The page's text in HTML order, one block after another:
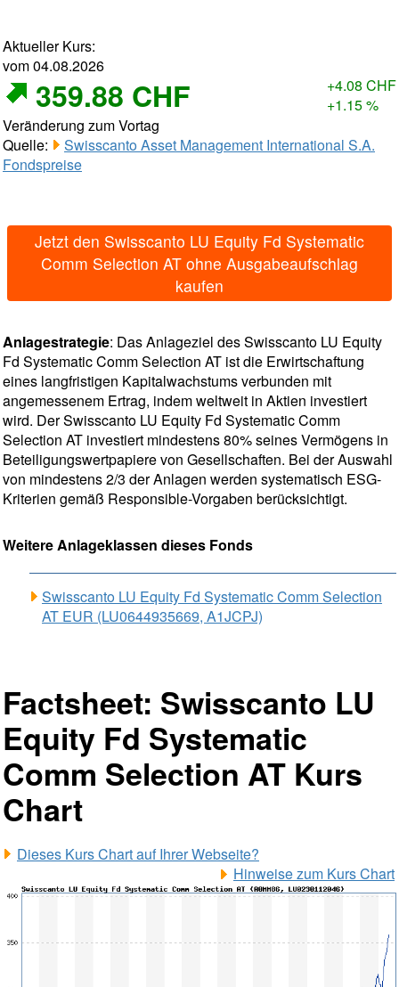
Aktueller Kurs:
vom 04.08.2026
359.88 CHF
+4.08 CHF
+1.15 %
Veränderung zum Vortag
Quelle:
Swisscanto Asset Management International S.A.
Fondspreise
Jetzt den Swisscanto LU Equity Fd Systematic
Comm Selection AT ohne Ausgabeaufschlag
kaufen
Anlagestrategie: Das Anlageziel des Swisscanto LU Equity
Fd Systematic Comm Selection AT ist die Erwirtschaftung
eines langfristigen Kapitalwachstums verbunden mit
angemessenem Ertrag, indem weltweit in Aktien investiert
wird. Der Swisscanto LU Equity Fd Systematic Comm
Selection AT investiert mindestens 80% seines Vermögens in
Beteiligungswertpapiere von Gesellschaften. Bei der Auswahl
von mindestens 2/3 der Anlagen werden systematisch ESG-
Kriterien gemäß Responsible-Vorgaben berücksichtigt.
Weitere Anlageklassen dieses Fonds
Swisscanto LU Equity Fd Systematic Comm Selection
AT EUR (LU0644935669, A1JCPJ)
Factsheet: Swisscanto LU
Equity Fd Systematic
Comm Selection AT Kurs
Chart
Dieses Kurs Chart auf Ihrer Webseite?
Hinweise zum Kurs Chart